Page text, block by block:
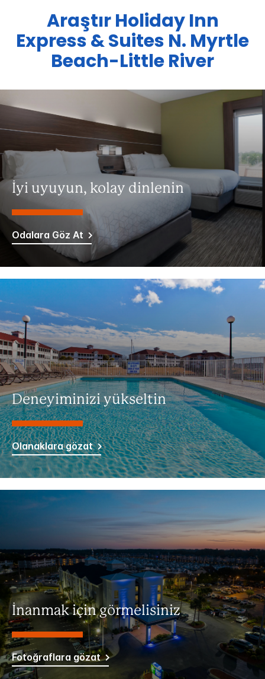
AraştırHoliday Inn
Express & Suites N. Myrtle
Beach-Little River
İyi uyuyun, kolay dinlenin
Odalara Göz At
Deneyiminizi yükseltin
Olanaklara gözat
İnanmak için görmelisiniz
Fotoğraflara gözat